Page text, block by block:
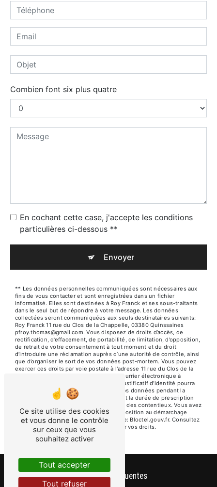
Combien font six plus quatre
En cochant cette case, j'accepte les conditions
particulières ci-dessous **
Envoyer
** Les données personnelles communiquées sont nécessaires aux
fins de vous contacter et sont enregistrées dans un fichier
informatisé. Elles sont destinées à Roy Franck et ses sous-traitants
dans le seul but de répondre à votre message. Les données
collectées seront communiquées aux seuls destinataires suivants:
Roy Franck 11 rue du Clos de la Chappelle, 03380 Quinssaines
pfroy.thomas@gmail.com. Vous disposez de droits d’accès, de
rectification, d’effacement, de portabilité, de limitation, d’opposition,
de retrait de votre consentement à tout moment et du droit
d’introduire une réclamation auprès d’une autorité de contrôle, ainsi
que d’organiser le sort de vos données post-mortem. Vous pouvez
exercer ces droits par voie postale à l'adresse 11 rue du Clos de la
Chappelle, 03380 Quinssaines ou par courrier électronique à
l'adresse pfroy.thomas@gmail.com. Un justificatif d'identité pourra
vous être demandé. Nous conservons vos données pendant la
période de prise de contact puis pendant la durée de prescription
légale aux fins probatoires et de gestion des contentieux. Vous avez
le droit de vous inscrire sur la liste d'opposition au démarchage
téléphonique, disponible à cette adresse:
Bloctel.gouv.fr. Consultez
le site cnil.fr pour plus d’informations sur vos droits.
Recherches fréquentes
Ce site utilise des cookies
et vous donne le contrôle
sur ceux que vous
souhaitez activer
Tout accepter
Tout refuser